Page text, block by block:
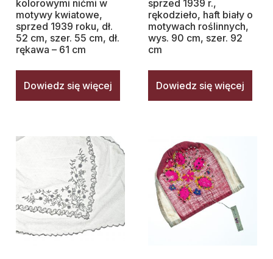
kolorowymi nićmi w
motywy kwiatowe,
sprzed 1939 roku, dł.
52 cm, szer. 55 cm, dł.
rękawa – 61 cm
Dowiedz się więcej
sprzed 1939 r.,
rękodzieło, haft biały o
motywach roślinnych,
wys. 90 cm, szer. 92
cm
Dowiedz się więcej